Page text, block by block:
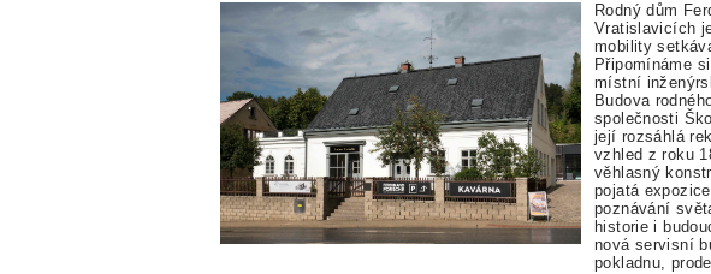
Rodný dům
Vratislavicích
mobility
Připomínáme
místní
Budova
společnosti
její rozsáhlá
vzhled z roku
věhlasný
pojatá
poznávání
historie i
nová servisní
pokladnu,